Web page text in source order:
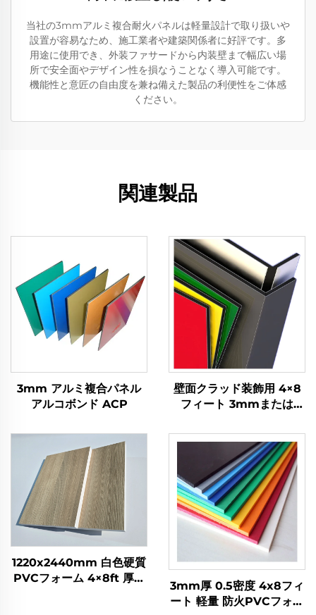
当社の3mmアルミ複合耐火パネルは軽量設計で取り扱いや
設置が容易なため、施工業者や建築関係者に好評です。多
用途に使用でき、外装ファサードから内装壁まで幅広い場
所で安全面やデザイン性を損なうことなく導入可能です。
機能性と意匠の自由度を兼ね備えた製品の利便性をご体感
ください。
関連製品
3mm アルミ複合パネル
アルコボンド ACP
壁面クラッド装飾用 4×8
フィート 3mmまたは
ネル
1220x2440mm 白色硬質
PVCフォーム 4×8ft 厚さ
3mm厚 0.5密度 4x8フィ
ート 軽量 防火PVCフォー